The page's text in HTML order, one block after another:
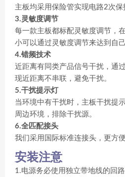
主板均采用保险管实现电路2次保
3.灵敏度调节
每一款主板都标配灵敏度调节，
小可以通过灵敏度调节来达到自
4.错频技术
近距离有同类产品信号干扰，通
现近距离不串联，避免干扰。
5.干扰提示灯
当环境中有干扰时，主板干扰提
周边环境，排除干扰源。
6.全匹配接头
我们采用国际标准连接头，更方
安装注意
1.电源务必使用独立带地线的回